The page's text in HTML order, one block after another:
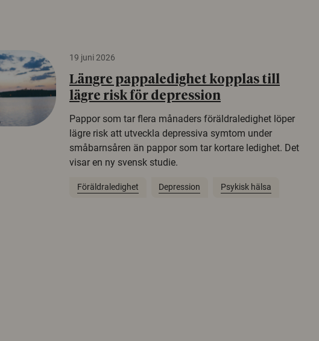
19 juni 2026
Längre pappaledighet kopplas till
lägre risk för depression
Pappor som tar flera månaders föräldraledighet löper
lägre risk att utveckla depressiva symtom under
småbarnsåren än pappor som tar kortare ledighet. Det
visar en ny svensk studie.
Föräldraledighet Depression Psykisk hälsa